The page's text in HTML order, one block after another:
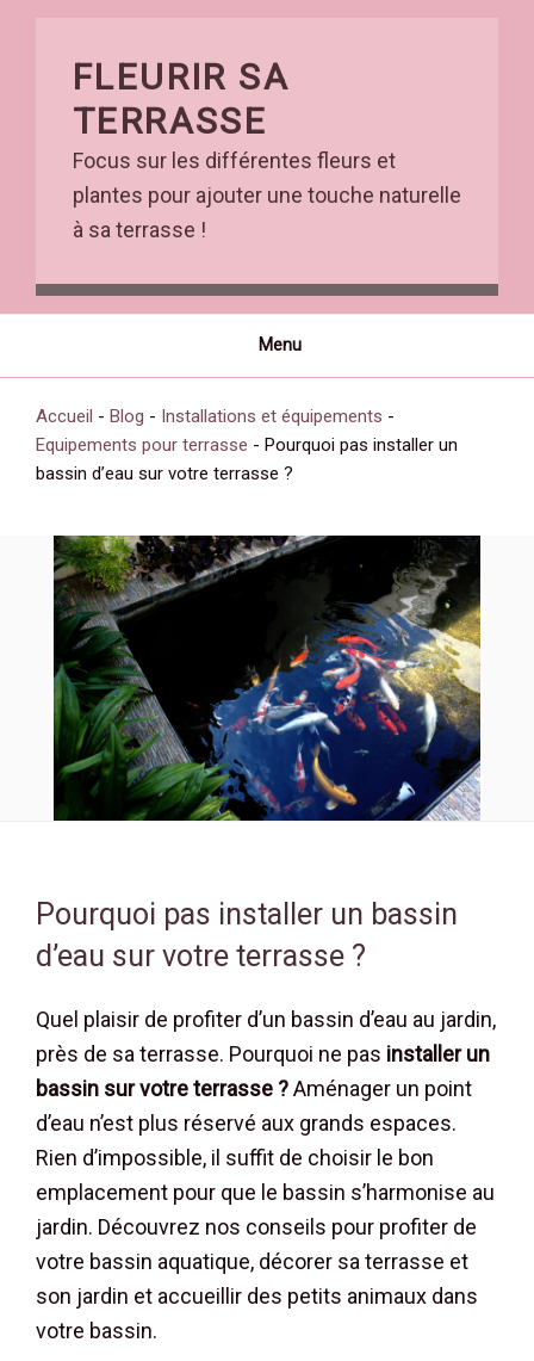
FLEURIR SA
TERRASSE
Focus sur les différentes fleurs et
plantes pour ajouter une touche naturelle
à sa terrasse !
Menu
Accueil - Blog - Installations et équipements -
Equipements pour terrasse - Pourquoi pas installer un
bassin d’eau sur votre terrasse ?
Pourquoi pas installer un bassin
d’eau sur votre terrasse ?
Quel plaisir de profiter d’un bassin d’eau au jardin,
près de sa terrasse. Pourquoi ne pas installer un
bassin sur votre terrasse ?Aménager un point
d’eau n’est plus réservé aux grands espaces.
Rien d’impossible, il suffit de choisir le bon
emplacement pour que le bassin s’harmonise au
jardin. Découvrez nos conseils pour profiter de
votre bassin aquatique, décorer sa terrasse et
son jardin et accueillir des petits animaux dans
votre bassin.